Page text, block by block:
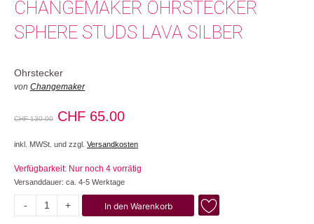
CHANGEMAKER OHRSTECKER
SPHERE STUDS LAVA SILBER
Ohrstecker
von Changemaker
CHF130.00
Ursprünglicher
CHF 130.00
CHF 65.00Aktueller
CHF 65.00.
inkl. MWSt. und zzgl. Versandkosten
Verfügbarkeit: Nur noch 4 vorrätig
Versanddauer: ca. 4-5 Werktage
-
Sphere
+ In den Warenkorb